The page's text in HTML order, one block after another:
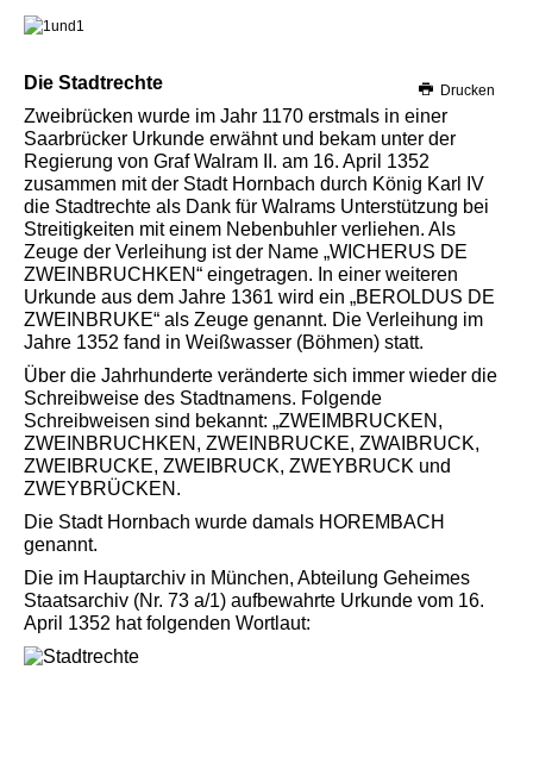
Drucken
Die Stadtrechte
Zweibrücken wurde im Jahr 1170 erstmals in einer
Saarbrücker Urkunde erwähnt und bekam unter der
Regierung von Graf Walram II. am 16. April 1352
zusammen mit der Stadt Hornbach durch König Karl IV
die Stadtrechte als Dank für Walrams Unterstützung bei
Streitigkeiten mit einem Nebenbuhler verliehen. Als
Zeuge der Verleihung ist der Name „WICHERUS DE
ZWEINBRUCHKEN“ eingetragen. In einer weiteren
Urkunde aus dem Jahre 1361 wird ein „BEROLDUS DE
ZWEINBRUKE“ als Zeuge genannt. Die Verleihung im
Jahre 1352 fand in Weißwasser (Böhmen) statt.
Über die Jahrhunderte veränderte sich immer wieder die
Schreibweise des Stadtnamens. Folgende
Schreibweisen sind bekannt: „ZWEIMBRUCKEN,
ZWEINBRUCHKEN, ZWEINBRUCKE, ZWAIBRUCK,
ZWEIBRUCKE, ZWEIBRUCK, ZWEYBRUCK und
ZWEYBRÜCKEN.
Die Stadt Hornbach wurde damals HOREMBACH
genannt.
Die im Hauptarchiv in München, Abteilung Geheimes
Staatsarchiv (Nr. 73 a/1) aufbewahrte Urkunde vom 16.
April 1352 hat folgenden Wortlaut: